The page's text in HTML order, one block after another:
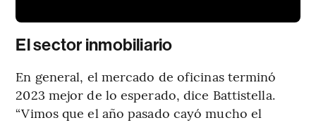
El sector inmobiliario
En general, el mercado de oficinas terminó
2023 mejor de lo esperado, dice Battistella.
“Vimos que el año pasado cayó mucho el